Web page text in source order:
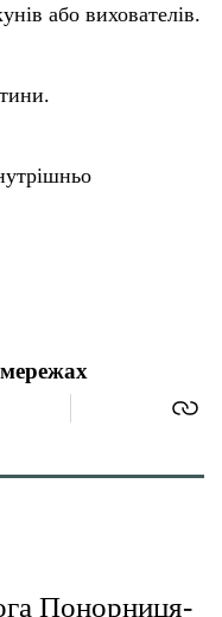
або вихователів.
Понорниця-